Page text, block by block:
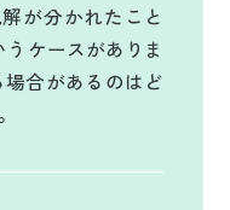
解が分かれたこと
ケースがありま
合があるのはど